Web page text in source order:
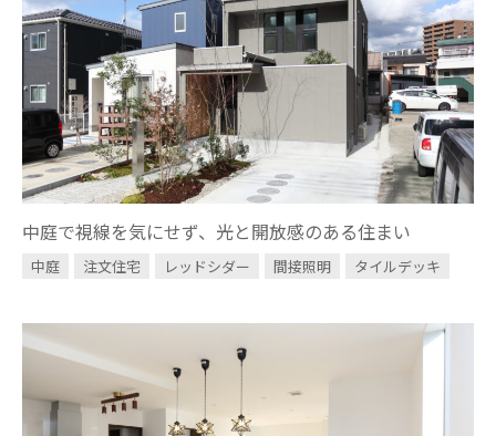
中庭で視線を気にせず、光と開放感のある住まい
中庭 注文住宅 レッドシダー 間接照明 タイルデッキ